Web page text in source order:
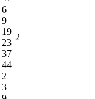
6
9
19
23
37
44
2
2
3